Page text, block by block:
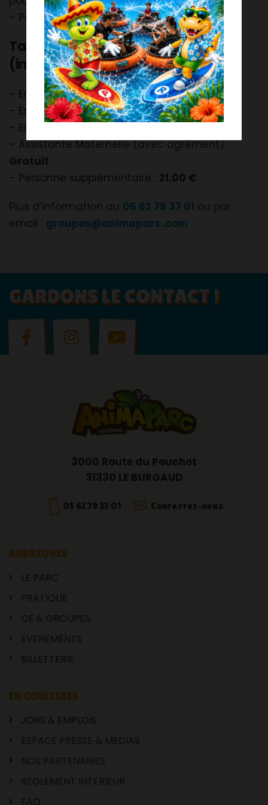
– Personne supplémentaire :21.00 €
Tarifs Assistante Maternelle
(individuel) :
– Enfant (- de 9 mois) :Gratuit
– Enfant (+ de 9 mois) :14.00 €
– Enfant (5 – 12 ans) :
– Assistante Maternelle (avec agrément) :
Gratuit
– Personne supplémentaire : 21.00 €
Plus d’information au 05 62 79 37 01 ou par
email : groupes@animaparc.com
GARDONS LE CONTACT !
3000 Route du Pouchot
31330 LE BURGAUD
05 62 79 37 01 Contactez-nous
RUBRIQUES
LE PARC
PRATIQUE
CE & GROUPES
EVENEMENTS
BILLETTERIE
EN COULISSES
JOBS & EMPLOIS
ESPACE PRESSE & MEDIAS
NOS PARTENAIRES
REGLEMENT INTERIEUR
FAQ